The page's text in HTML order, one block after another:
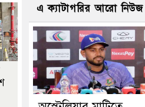
এ ক্যাটাগরির আরো নিউজ